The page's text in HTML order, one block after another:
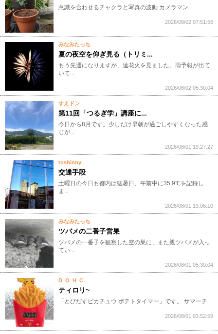
意識を合わせるチャクラと写真の波動 カメラマン...
2026/08/02 07:51:56
みなみたっち
夏の夜空を仰ぎ見る（トリミ...
もう先週になりますが、遠花火を見ました。雨予報が出て
いて...
2026/08/02 05:30:04
すえドン
第11回「つるぎ学」講座に...
今日から8月です。少しだけ早朝が過ごしやすくなった感
じが...
2026/08/01 19:27:27
toshinny
交通手段
土曜日の今日も都内は猛暑日、午前中に35.9℃を記録し
ま...
2026/08/01 13:06:10
みなみたっち
ツバメの二番子営巣
ツバメの一番子を観察した空の巣に、また親ツバメが入っ
てい...
2026/08/01 05:30:04
D_O_H_C
ティロリ~
「とびだすピカチュウ ポテトタイマー」です。 サマーチ...
2026/08/01 03:52:59